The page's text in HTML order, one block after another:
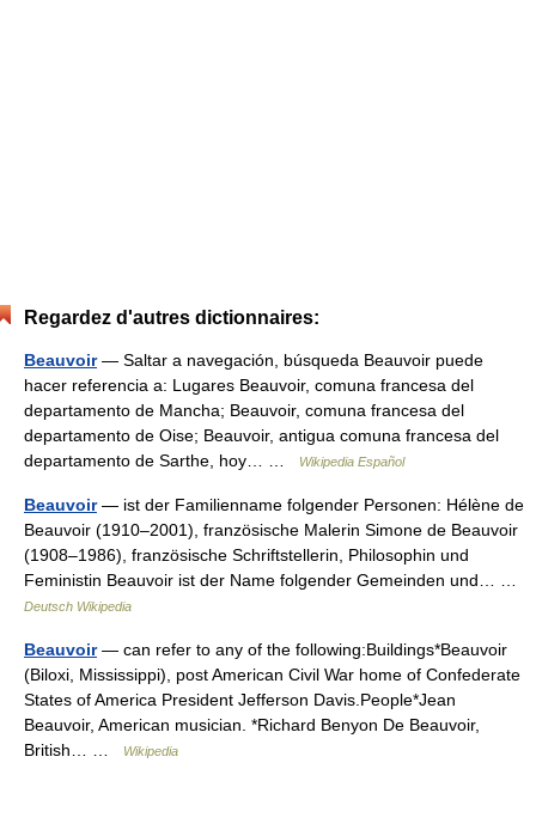
Regardez d'autres dictionnaires:
Beauvoir— Saltar a navegación, búsqueda Beauvoir puede
hacer referencia a: Lugares Beauvoir, comuna francesa del
departamento de Mancha; Beauvoir, comuna francesa del
departamento de Oise; Beauvoir, antigua comuna francesa del
departamento de Sarthe, hoy… …
Wikipedia Español
Beauvoir— ist der Familienname folgender Personen: Hélène de
Beauvoir (1910–2001), französische Malerin Simone de Beauvoir
(1908–1986), französische Schriftstellerin, Philosophin und
Feministin Beauvoir ist der Name folgender Gemeinden und… …
Deutsch Wikipedia
Beauvoir— can refer to any of the following:Buildings*Beauvoir
(Biloxi, Mississippi), post American Civil War home of Confederate
States of America President Jefferson Davis.People*Jean
Beauvoir, American musician. *Richard Benyon De Beauvoir,
British… …
Wikipedia